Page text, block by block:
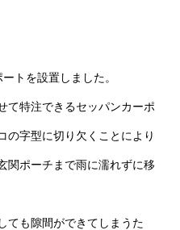
トを設置しました。
特注できるセッパンカーポ
の字型に切り欠くことにより
関ポーチまで雨に濡れずに移
ても隙間ができてしまうた